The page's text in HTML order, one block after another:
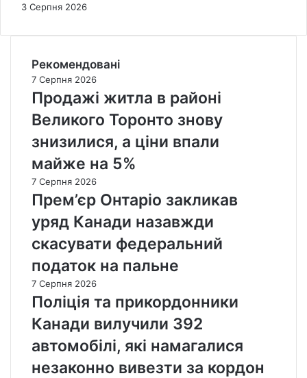
3 Серпня 2026
Рекомендовані
7 Серпня 2026
Продажі житла в районі
Великого Торонто знову
знизилися, а ціни впали
майже на 5%
7 Серпня 2026
Прем’єр Онтаріо закликав
уряд Канади назавжди
скасувати федеральний
податок на пальне
7 Серпня 2026
Поліція та прикордонники
Канади вилучили 392
автомобілі, які намагалися
незаконно вивезти за кордон